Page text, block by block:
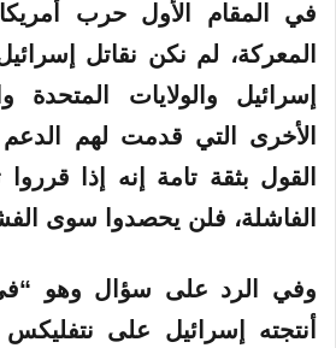
في المقام الأول حرب
المعركة، لم نكن نقاتل
إسرائيل والولايات المتحدة
الأخرى التي قدمت لهم
القول بثقة تامة إنه إذا
الفاشلة، فلن يحصدوا سوى
وفي الرد على سؤال وهو
أنتجته إسرائيل على